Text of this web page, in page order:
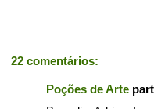
22 comentários:
Poções de Arte